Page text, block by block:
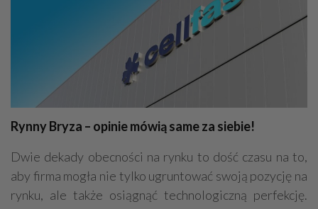
Rynny Bryza – opinie mówią same za siebie!
Dwie dekady obecności na rynku to dość czasu na to,
aby firma mogła nie tylko ugruntować swoją pozycję na
rynku, ale także osiągnąć technologiczną perfekcję.